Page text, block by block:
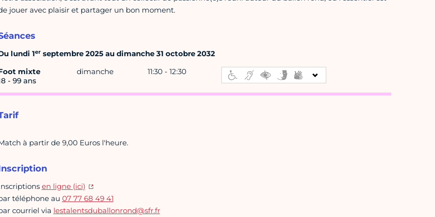
jouer avec plaisir et partager un bon moment.
lundi 1erseptembre 2025 au dimanche 31 octobre 2032
mixte
- 99 ans
dimanche 11:30 - 12:30
à partir de 9,00 Euros l'heure.
en ligne (ici)
téléphone au 07 77 68 49 41
courriel via lestalentsduballonrond@sfr.fr